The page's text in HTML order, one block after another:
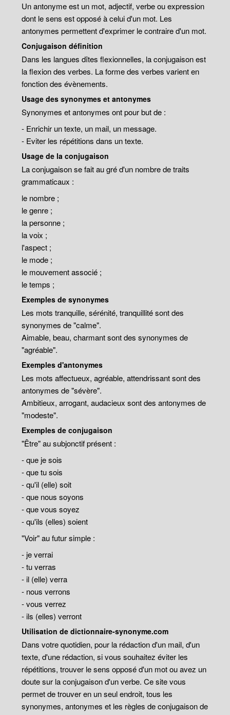
Un antonyme est un mot, adjectif, verbe ou expression
dont le sens est opposé à celui d'un mot. Les
antonymes permettent d'exprimer le contraire d'un mot.
Conjugaison définition
Dans les langues dîtes flexionnelles, la conjugaison est
la flexion des verbes. La forme des verbes varient en
fonction des évènements.
Usage des synonymes et antonymes
Synonymes et antonymes ont pour but de :
- Enrichir un texte, un mail, un message.
- Eviter les répétitions dans un texte.
Usage de la conjugaison
La conjugaison se fait au gré d'un nombre de traits
grammaticaux :
le nombre ;
le genre ;
la personne ;
la voix ;
l'aspect ;
le mode ;
le mouvement associé ;
le temps ;
Exemples de synonymes
Les mots tranquille, sérénité, tranquillité sont des
synonymes de "calme".
Aimable, beau, charmant sont des synonymes de
"agréable".
Exemples d'antonymes
Les mots affectueux, agréable, attendrissant sont des
antonymes de "sévère".
Ambitieux, arrogant, audacieux sont des antonymes de
"modeste".
Exemples de conjugaison
"Être" au subjonctif présent :
- que je sois
- que tu sois
- qu'il (elle) soit
- que nous soyons
- que vous soyez
- qu'ils (elles) soient
"Voir" au futur simple :
- je verrai
- tu verras
- il (elle) verra
- nous verrons
- vous verrez
- ils (elles) verront
Utilisation de dictionnaire-synonyme.com
Dans votre quotidien, pour la rédaction d'un mail, d'un
texte, d'une rédaction, si vous souhaitez éviter les
répétitions, trouver le sens opposé d'un mot ou avez un
doute sur la conjugaison d'un verbe. Ce site vous
permet de trouver en un seul endroit, tous les
synonymes, antonymes et les règles de conjugaison de